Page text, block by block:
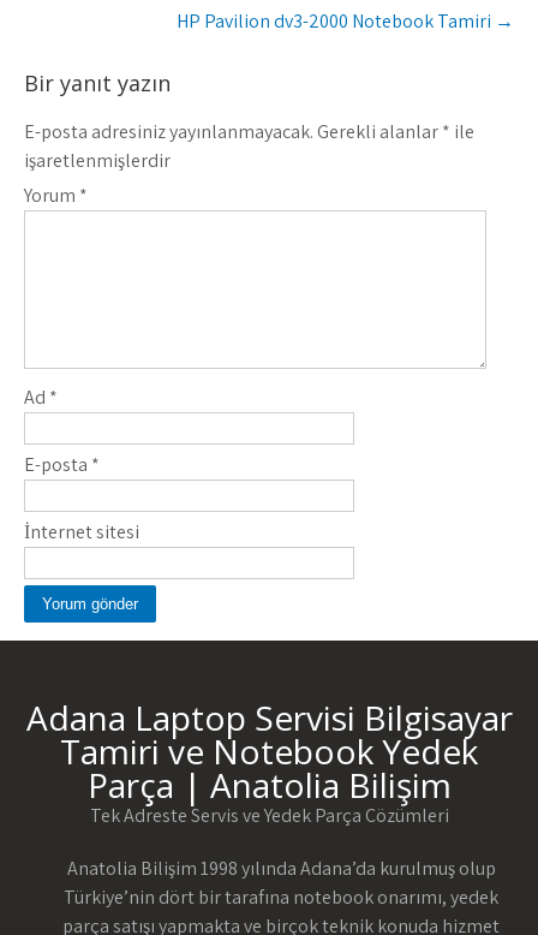
HP Pavilion dv3-2000 Notebook Tamiri →
Bir yanıt yazın
E-posta adresiniz yayınlanmayacak.Gerekli alanlar* ile
işaretlenmişlerdir
Yorum *
Ad *
E-posta *
İnternet sitesi
Adana Laptop Servisi Bilgisayar
Tamiri ve Notebook Yedek
Parça | Anatolia Bilişim
Tek Adreste Servis ve Yedek Parça Çözümleri
Anatolia Bilişim 1998 yılında Adana’da kurulmuş olup
Türkiye’nin dört bir tarafına notebook onarımı, yedek
parça satışı yapmakta ve birçok teknik konuda hizmet